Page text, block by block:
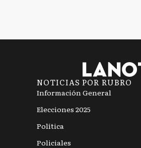
NOTICIAS POR RUBRO
Información General
Elecciones 2025
Política
Policiales